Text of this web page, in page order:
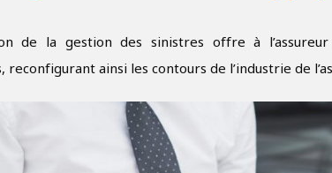
de la gestion des sinistres offre à l’assureur
reconfigurant ainsi les contours de l’industrie de